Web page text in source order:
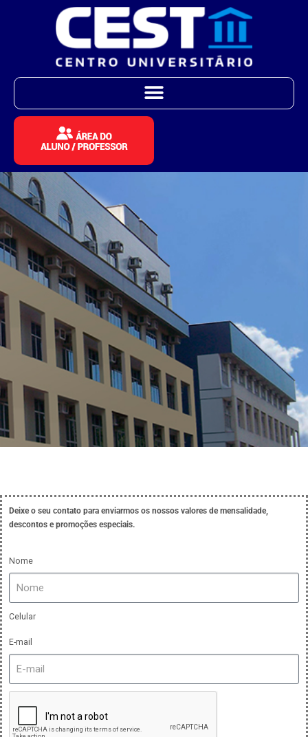
Deixe o seu contato para enviarmos os nossos valores de mensalidade,
descontos e promoções especiais.
Nome
Celular
E-mail